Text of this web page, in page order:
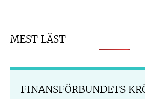
MEST LÄST
FINANSFÖRBUNDETS